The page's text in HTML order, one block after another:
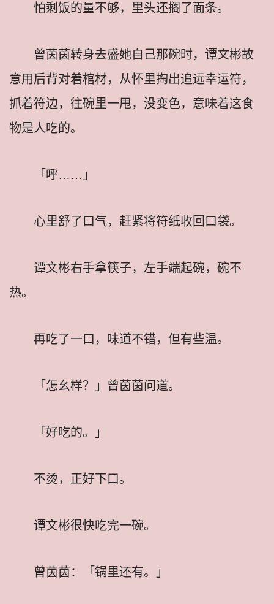
怕剩饭的量不够，里头还搁了面条。
曾茵茵转身去盛她自己那碗时，谭文彬故
意用后背对着棺材，从怀里掏出追远幸运符，
抓着符边，往碗里一甩，没变色，意味着这食
物是人吃的。
「呼……」
心里舒了口气，赶紧将符纸收回口袋。
谭文彬右手拿筷子，左手端起碗，碗不
热。
再吃了一口，味道不错，但有些温。
「怎幺样？」曾茵茵问道。
「好吃的。」
不烫，正好下口。
谭文彬很快吃完一碗。
曾茵茵：「锅里还有。」